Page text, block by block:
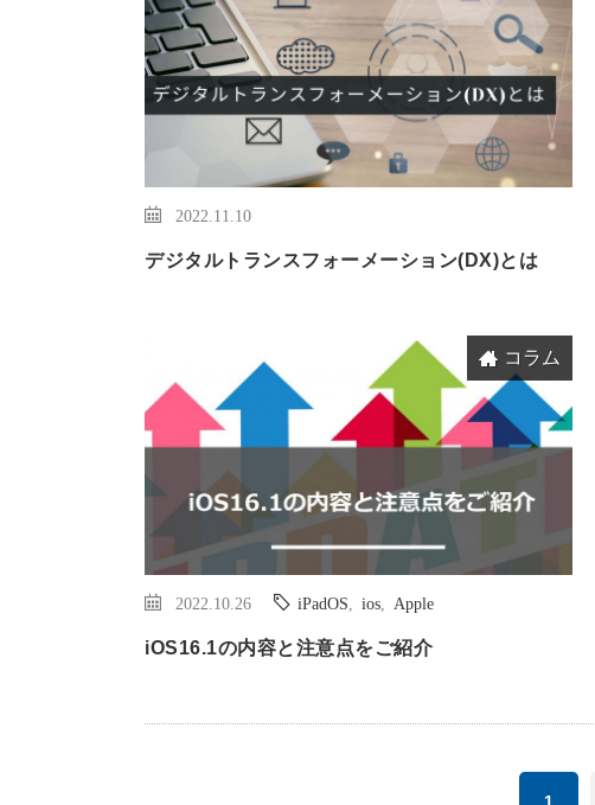
2022.11.10
デジタルトランスフォーメーション(DX)とは
コラム
2022.10.26 iPadOS ios Apple
iOS16.1の内容と注意点をご紹介